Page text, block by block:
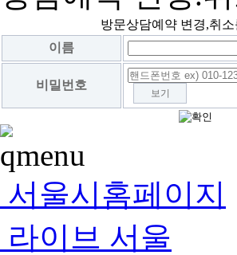
방문상담예약 변경,취
이름
비밀번호
보기
서울시홈페이지
라이브 서울